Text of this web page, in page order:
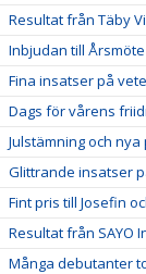
Resultat från Täby
Inbjudan till Årsmöte
Fina insatser på
Dags för vårens
Julstämning och
Glittrande insatser
Fint pris till Josefin
Resultat från SAYO
Många debutanter